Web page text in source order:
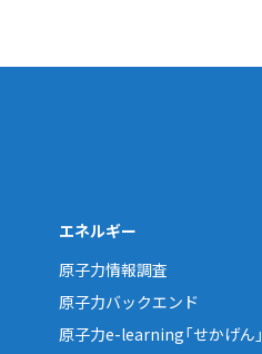
エネルギー
原子力情報調査
原子力バックエンド
原子力e-learning「せかげん」